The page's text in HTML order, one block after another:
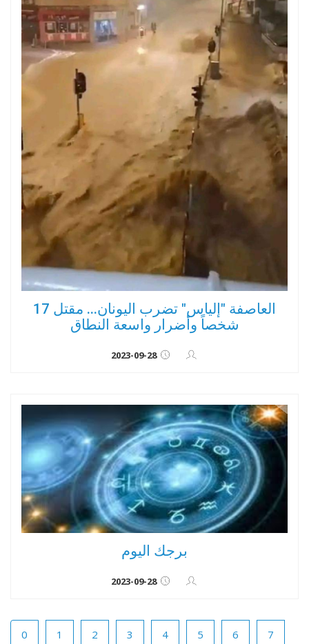
العاصفة "إلياس" تضرب اليونان... مقتل 17
شخصاً وأضرار واسعة النطاق
2023-09-28
برجك اليوم
2023-09-28
0 1 2 3 4 5 6 7